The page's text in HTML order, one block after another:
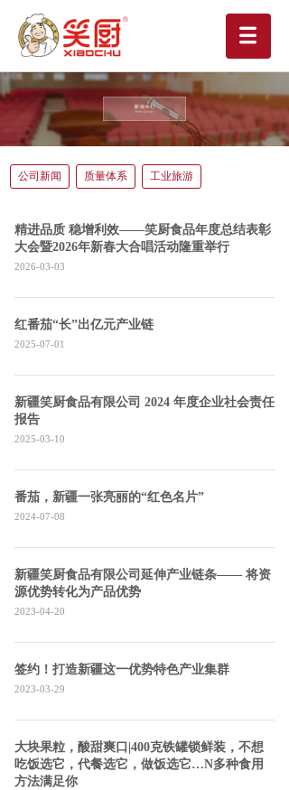
公司新闻 质量体系 工业旅游
精进品质 稳增利效——笑厨食品年度总结表彰
大会暨2026年新春大合唱活动隆重举行
2026-03-03
红番茄“长”出亿元产业链
2025-07-01
新疆笑厨食品有限公司 2024 年度企业社会责任
报告
2025-03-10
番茄，新疆一张亮丽的“红色名片”
2024-07-08
新疆笑厨食品有限公司延伸产业链条—— 将资
源优势转化为产品优势
2023-04-20
签约！打造新疆这一优势特色产业集群
2023-03-29
大块果粒，酸甜爽口|400克铁罐锁鲜装，不想
吃饭选它，代餐选它，做饭选它…N多种食用
方法满足你